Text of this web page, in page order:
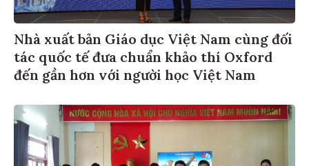
Nhà xuất bản Giáo dục Việt Nam cùng đối
tác quốc tế đưa chuẩn khảo thí Oxford
đến gần hơn với người học Việt Nam